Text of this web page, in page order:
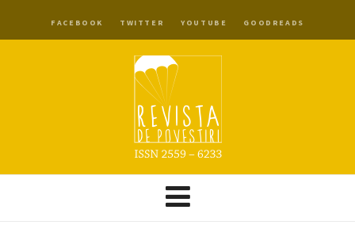
FACEBOOK TWITTER YOUTUBE GOODREADS